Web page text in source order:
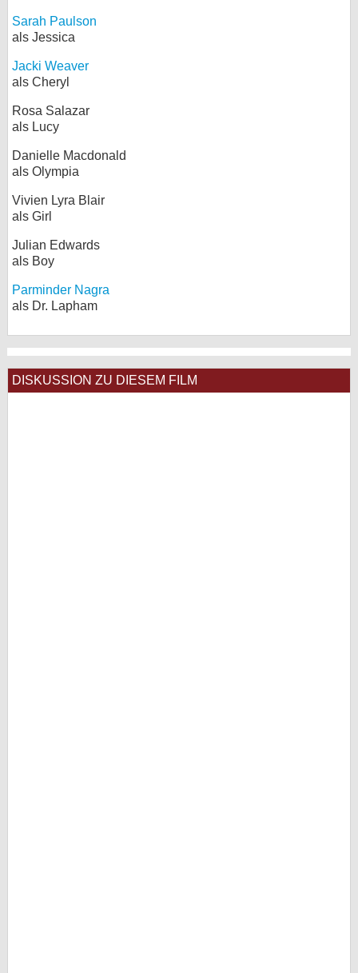
Sarah Paulson
als Jessica
Jacki Weaver
als Cheryl
Rosa Salazar
als Lucy
Danielle Macdonald
als Olympia
Vivien Lyra Blair
als Girl
Julian Edwards
als Boy
Parminder Nagra
als Dr. Lapham
DISKUSSION ZU DIESEM FILM